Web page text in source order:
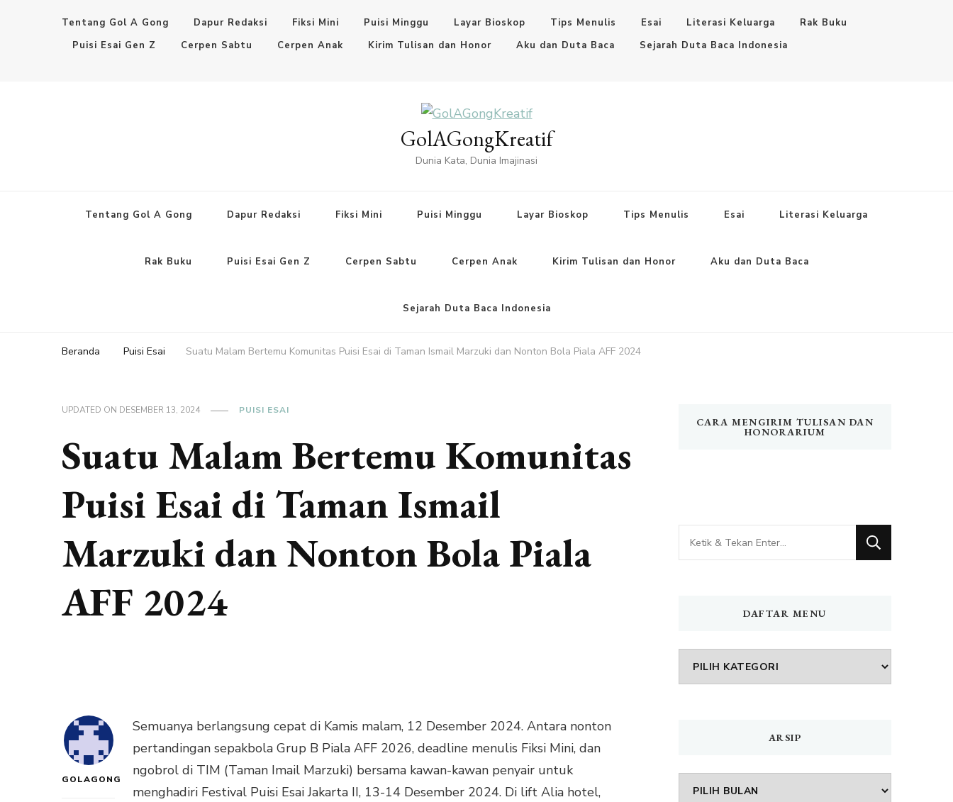
Tentang Gol A Gong Dapur Redaksi Fiksi Mini Puisi Minggu Layar Bioskop Tips Menulis Esai Literasi Keluarga
Rak Buku
Puisi Esai Gen Z
Cerpen Sabtu Cerpen Anak Kirim Tulisan dan Honor Aku dan Duta Baca Sejarah Duta Baca Indonesia
GolAGongKreatif
Dunia Kata, Dunia Imajinasi
Tentang Gol A Gong Dapur Redaksi Fiksi Mini Puisi Minggu Layar Bioskop Tips Menulis Esai Literasi Keluarga
Rak Buku Puisi Esai Gen Z Cerpen Sabtu Cerpen Anak Kirim Tulisan dan Honor Aku dan Duta Baca
Sejarah Duta Baca Indonesia
Beranda Puisi Esai Suatu Malam Bertemu Komunitas Puisi Esai di Taman Ismail Marzuki dan Nonton Bola Piala AFF 2024
UPDATED ON DESEMBER 13, 2024 PUISI ESAI
Suatu Malam Bertemu Komunitas
Puisi Esai di Taman Ismail
Marzuki dan Nonton Bola Piala
AFF 2024
GOLAGONG
Semuanya berlangsung cepat di Kamis malam, 12 Desember 2024. Antara nonton
pertandingan sepakbola Grup B Piala AFF 2026, deadline menulis Fiksi Mini, dan
ngobrol di TIM (Taman Imail Marzuki) bersama kawan-kawan penyair untuk
menghadiri Festival Puisi Esai Jakarta II, 13-14 Desember 2024. Di lift Alia hotel,
CARA MENGIRIM TULISAN DAN
HONORARIUM
Mencari
Sesuatu?
DAFTAR MENU
DAFTAR
MENU
ARSIP
Arsip